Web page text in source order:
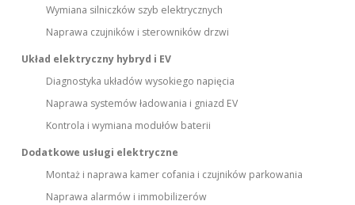
Wymiana silniczków szyb elektrycznych
Naprawa czujników i sterowników drzwi
Układ elektryczny hybryd i EV
Diagnostyka układów wysokiego napięcia
Naprawa systemów ładowania i gniazd EV
Kontrola i wymiana modułów baterii
Dodatkowe usługi elektryczne
Montaż i naprawa kamer cofania i czujników parkowania
Naprawa alarmów i immobilizerów